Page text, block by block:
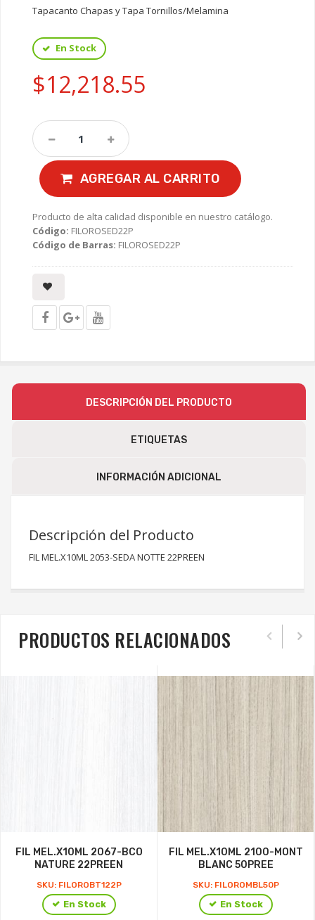
Tapacanto Chapas y Tapa Tornillos/Melamina
En Stock
$12,218.55
AGREGAR AL CARRITO
Producto de alta calidad disponible en nuestro catálogo.
Código: FILOROSED22P
Código de Barras: FILOROSED22P
DESCRIPCIÓN DEL PRODUCTO
ETIQUETAS
INFORMACIÓN ADICIONAL
Descripción del Producto
FIL MEL.X10ML 2053-SEDA NOTTE 22PREEN
PRODUCTOS RELACIONADOS
FIL MEL.X10ML 2067-BCO
NATURE 22PREEN
SKU: FILOROBT122P
En Stock
FIL MEL.X10ML 2100-MONT
BLANC 50PREE
SKU: FILOROMBL50P
En Stock